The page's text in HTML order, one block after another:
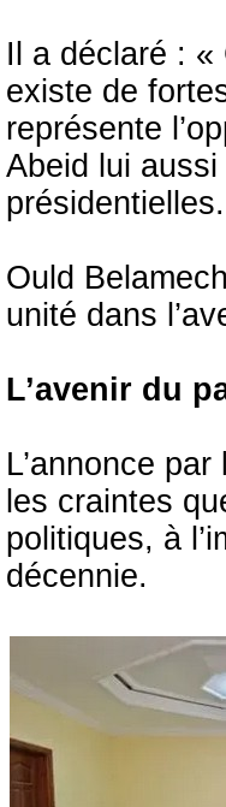
Il a déclaré :
existe de
représente
Abeid lui
Ould
unité dans
L’avenir du
L’annonce
les craintes
politiques, à
décennie.